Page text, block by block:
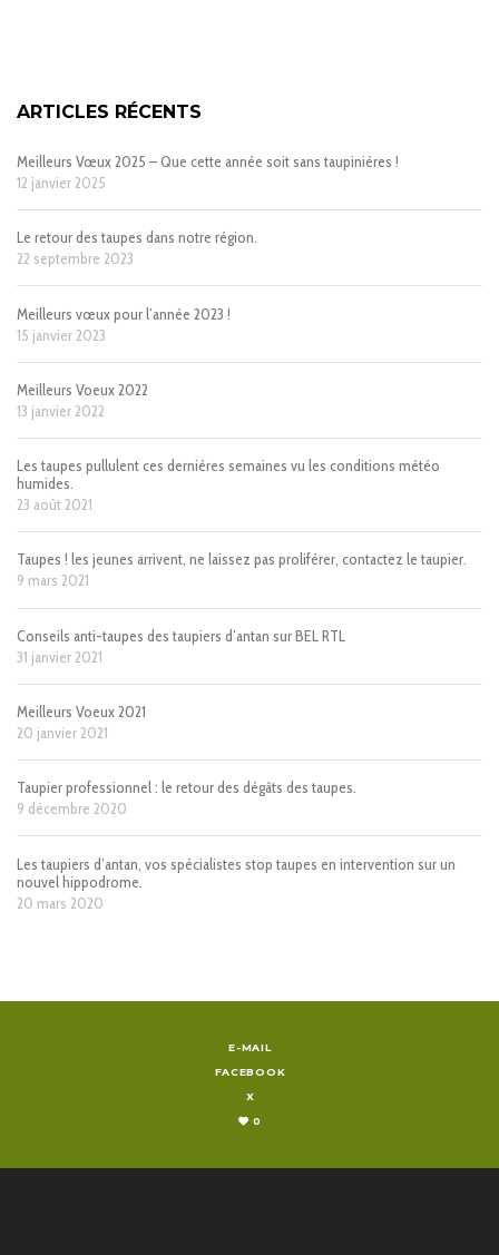
ARTICLES RÉCENTS
Meilleurs Vœux 2025 – Que cette année soit sans taupinières !
12 janvier 2025
Le retour des taupes dans notre région.
22 septembre 2023
Meilleurs vœux pour l’année 2023 !
15 janvier 2023
Meilleurs Voeux 2022
13 janvier 2022
Les taupes pullulent ces dernières semaines vu les conditions météo
humides.
23 août 2021
Taupes ! les jeunes arrivent, ne laissez pas proliférer, contactez le taupier.
9 mars 2021
Conseils anti-taupes des taupiers d’antan sur BEL RTL
31 janvier 2021
Meilleurs Voeux 2021
20 janvier 2021
Taupier professionnel : le retour des dégâts des taupes.
9 décembre 2020
Les taupiers d’antan, vos spécialistes stop taupes en intervention sur un
nouvel hippodrome.
20 mars 2020
E-MAIL
FACEBOOK
X
0